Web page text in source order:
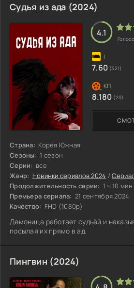
Судья из ада (2024)
Страна: Корея Южная
Сезоны: 1 сезон
Серии: все
Жанр: Новинки сериалов 2024 /
Продолжительность серии: 1 ч 10 мин
Премьера сериала: 21 сентября 2024
Качество: FHD (1080p)
Демоница работает судьёй и
посылая их прямо в ад.
4.1
7.60 (321)
8.180 (20)
Пингвин (2024)